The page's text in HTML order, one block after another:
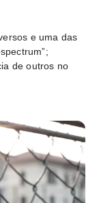
e uma das
de outros no